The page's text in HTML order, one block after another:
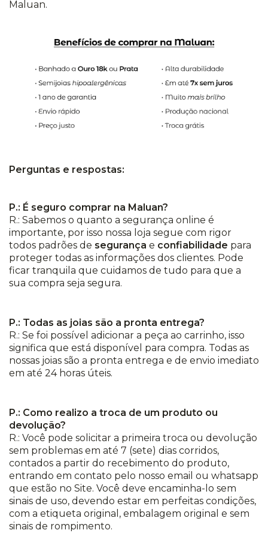
Maluan.
Perguntas e respostas:
P.: É seguro comprar na Maluan?
R.: Sabemos o quanto a segurança online é
importante, por isso nossa loja segue com rigor
todos padrões de segurança e confiabilidade para
proteger todas as informações dos clientes. Pode
ficar tranquila que cuidamos de tudo para que a
sua compra seja segura.
P.: Todas as joias são a pronta entrega?
R.: Se foi possível adicionar a peça ao carrinho, isso
significa que está disponível para compra. Todas as
nossas joias são a pronta entrega e de envio imediato
em até 24 horas úteis.
P.: Como realizo a troca de um produto ou
devolução?
R.: Você pode solicitar a primeira troca ou devolução
sem problemas em até 7 (sete) dias corridos,
contados a partir do recebimento do produto,
entrando em contato pelo nosso email ou whatsapp
que estão no Site. Você deve encaminha-lo sem
sinais de uso, devendo estar em perfeitas condições,
com a etiqueta original, embalagem original e sem
sinais de rompimento.